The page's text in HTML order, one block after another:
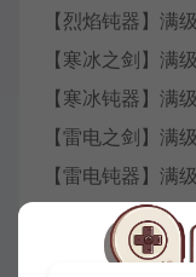
【烈焰钝器】满
【寒冰之剑】满
【寒冰钝器】满
【雷电之剑】满
【雷电钝器】满
【属性攻击】满
圣灵之锤】满级